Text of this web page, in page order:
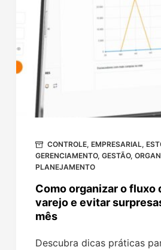
CONTROLE, EMPRESARIAL,
GERENCIAMENTO, GESTÃO,
PLANEJAMENTO
Como organizar o fluxo
varejo e evitar
mês
Descubra dicas práticas